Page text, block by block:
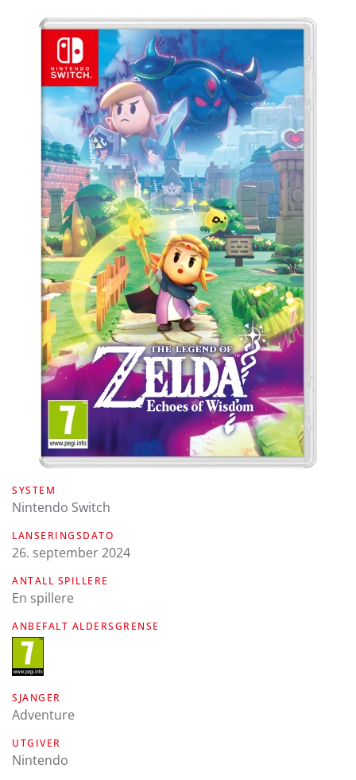
SYSTEM
Nintendo Switch
LANSERINGSDATO
26. september 2024
ANTALL SPILLERE
En spillere
ANBEFALT ALDERSGRENSE
SJANGER
Adventure
UTGIVER
Nintendo